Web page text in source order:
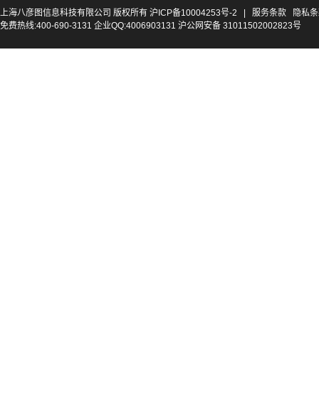
上海八彦图信息科技有限公司 版权所有 沪ICP备10004253号-2 服务条款
隐私
免费热线:400-690-3131 企业QQ:4006903131 沪公网安备 31011502002823号